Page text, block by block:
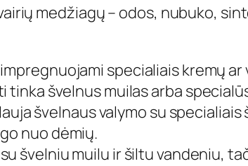
medžiagų – odos, nubuko,
specialiais kremų
tinka švelnus muilas arba
švelnaus valymo su
nuo dėmių.
švelniu muilu ir šiltu vandeniu,